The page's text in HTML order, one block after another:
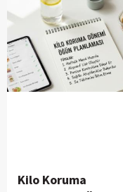
Kilo Koruma